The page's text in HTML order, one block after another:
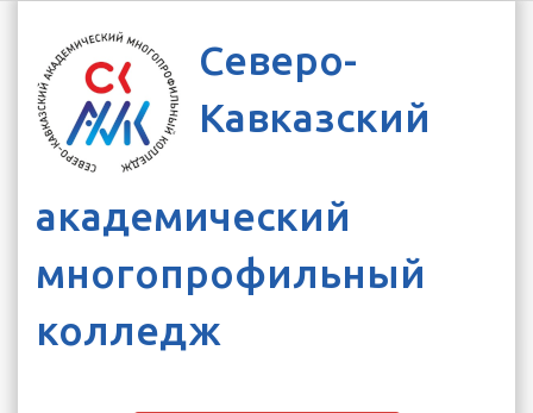
Северо-
Кавказский
академический
многопрофильный
колледж